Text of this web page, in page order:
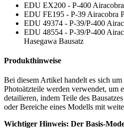
EDU EX200 - P-400
EDU FE195 - P-39 Airacobra
EDU 49374 - P-39/P-400
EDU 48554 - P-39/P-400
Hasegawa Bausatz
Produkthinweise
Bei diesem Artikel handelt es sich um
Photoätzteile werden verwendet, um
detailieren, indem Teile des
oder Bereiche eines Modells mit
Wichtiger Hinweis: Der Basis-